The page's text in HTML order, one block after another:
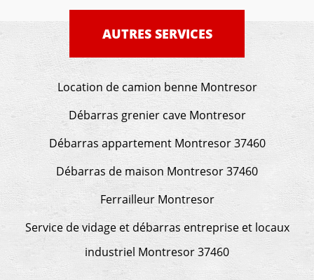
AUTRES SERVICES
Location de camion benne Montresor
Débarras grenier cave Montresor
Débarras appartement Montresor 37460
Débarras de maison Montresor 37460
Ferrailleur Montresor
Service de vidage et débarras entreprise et locaux
industriel Montresor 37460